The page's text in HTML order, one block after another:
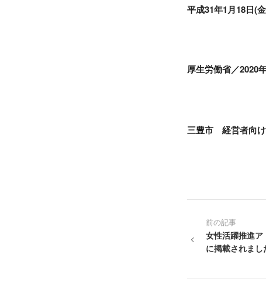
平成31年1月18日
厚生労働省／2020
三豊市 経営者向け
前の記事
女性活躍推進
に掲載されまし